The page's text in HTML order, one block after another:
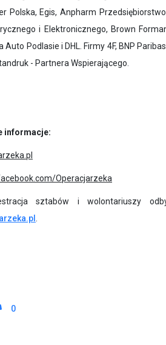
Polska, Egis, Anpharm
i Elektronicznego, Brown
Auto Podlasie i DHL. Firmy 4F, BNP
- Partnera Wspierającego.
informacje:
Operacjarzeka
sztabów i wolontariuszy
.
0